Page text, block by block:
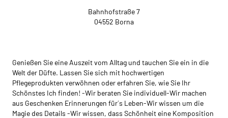
Bahnhofstraße 7
04552 Borna
Genießen Sie eine Auszeit vom Alltag und tauchen Sie ein in die
Welt der Düfte. Lassen Sie sich mit hochwertigen
Pflegeprodukten verwöhnen oder erfahren Sie, wie Sie Ihr
Schönstes Ich finden! -Wir beraten Sie individuell-Wir machen
aus Geschenken Erinnerungen für´s Leben-Wir wissen um die
Magie des Details -Wir wissen, dass Schönheit eine Komposition